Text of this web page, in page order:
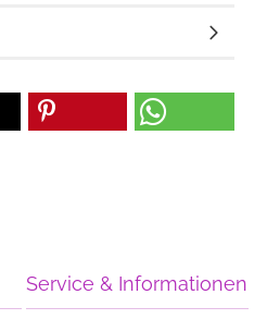
Service & Informationen